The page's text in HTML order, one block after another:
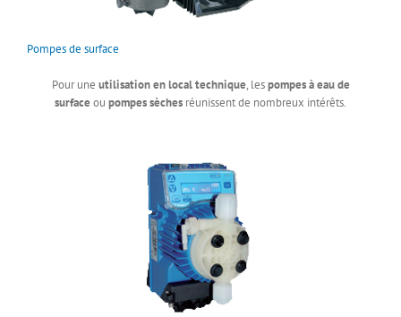
Pompes de surface
Pour une utilisation en local technique, lespompes à eau de
surface ou pompes sèches réunissent de nombreux intérêts.